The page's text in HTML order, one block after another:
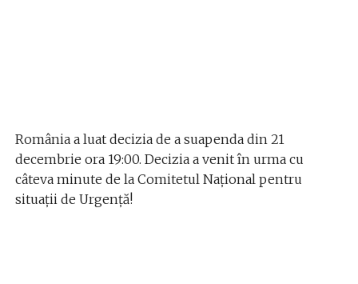
România a luat decizia de a suapenda din 21
decembrie ora 19:00. Decizia a venit în urma cu
câteva minute de la Comitetul Național pentru
situații de Urgență!